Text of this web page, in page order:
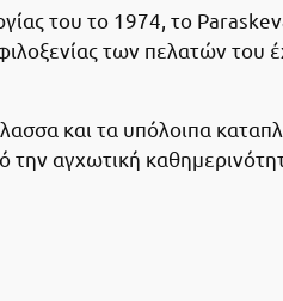
του το 1974, το
των πελατών του
και τα υπόλοιπα
αγχωτική